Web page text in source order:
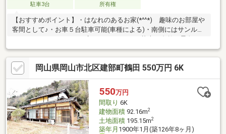
駐車3台
所有権
【おすすめポイント】・はなれのあるお家(*^^*) 趣味のお部屋や
客間として♪・お車５台駐車可能(車種による)・南側にはサンルー
ムがあります。・2Fには広いバルコニー♪ 壮大な自然の景色が
味わえます・窓が多いので明るくて通風良好です。・住宅が密集
していない落ち着いた環境です(*^^*)【周辺環境について】・ファ
ミリーマート建部川口店：徒歩20分 ・岡山市福渡保育園：徒歩20
分・岡山市立福渡小学校：徒歩23分【お問い合わせについて】現
地ご案内受付中です！ハウスドゥ岡山奥田までお気軽にお問い合
わせください。0800-811-6089
岡山県岡山市北区建部町鶴田 550万円 6K
550万円
間取り 6K
建物面積92.16m2
土地面積195.15m2
築年月 1900年1月(築126年8ヶ月)